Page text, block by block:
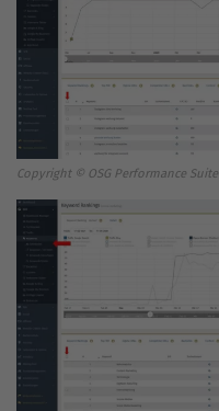
Copyright © OSG Performance Suite